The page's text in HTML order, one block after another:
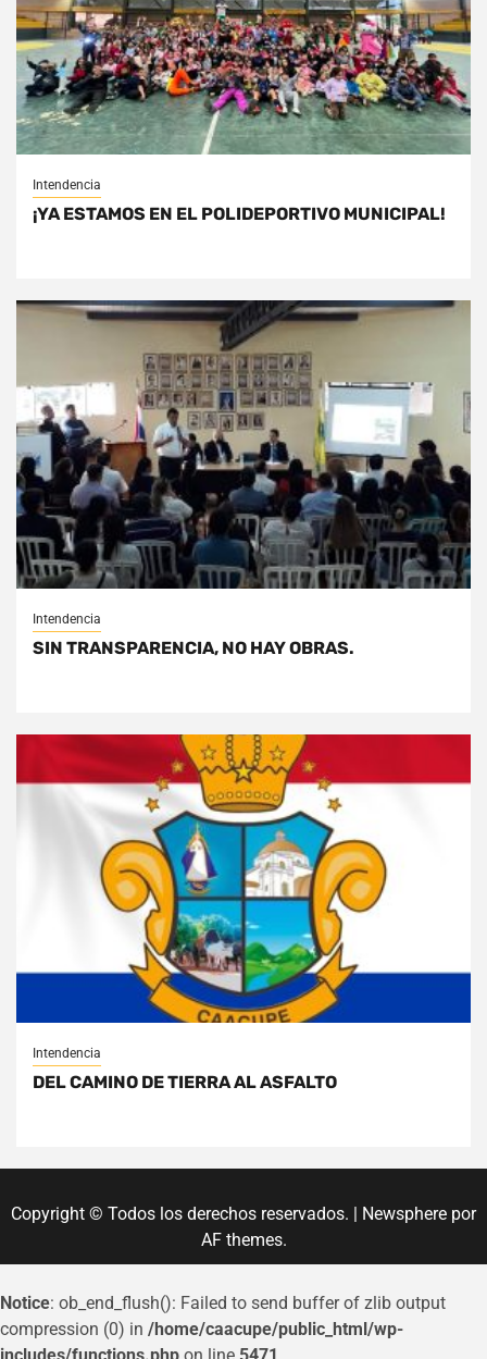
Intendencia
¡YA ESTAMOS EN EL POLIDEPORTIVO MUNICIPAL!
Intendencia
SIN TRANSPARENCIA, NO HAY OBRAS.
Intendencia
DEL CAMINO DE TIERRA AL ASFALTO
Copyright © Todos los derechos reservados. | Newsphere por
AF themes.
Notice: ob_end_flush(): Failed to send buffer of zlib output
compression (0) in /home/caacupe/public_html/wp-